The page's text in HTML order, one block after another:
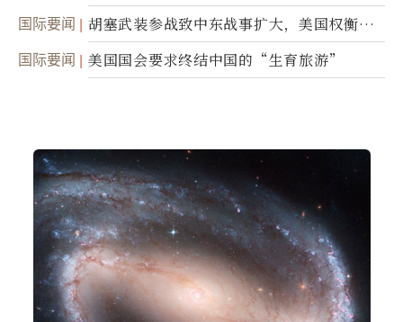
民权力度
国际要闻
胡塞武装参战致中东战事扩大，美国权衡地
面入侵的可能性
国际要闻 美国国会要求终结中国的“生育旅游”